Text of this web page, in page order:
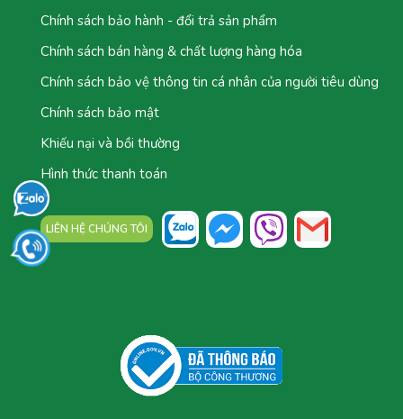
Chính sách bảo hành - đổi trả sản phẩm
Chính sách bán hàng & chất lượng hàng hóa
Chính sách bảo vệ thông tin cá nhân của người tiêu dùng
Chính sách bảo mật
Khiếu nại và bồi thường
Hình thức thanh toán
LIÊN HỆ CHÚNG TÔI